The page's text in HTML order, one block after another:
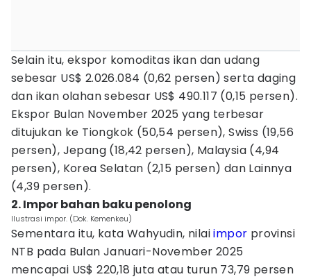
Selain itu, ekspor komoditas ikan dan udang
sebesar US$ 2.026.084 (0,62 persen) serta daging
dan ikan olahan sebesar US$ 490.117 (0,15 persen).
Ekspor Bulan November 2025 yang terbesar
ditujukan ke Tiongkok (50,54 persen), Swiss (19,56
persen), Jepang (18,42 persen), Malaysia (4,94
persen), Korea Selatan (2,15 persen) dan Lainnya
(4,39 persen).
2. Impor bahan baku penolong
Ilustrasi impor. (Dok. Kemenkeu)
Sementara itu, kata Wahyudin, nilaiimpor provinsi
NTB pada Bulan Januari-November 2025
mencapai US$ 220,18 juta atau turun 73,79 persen